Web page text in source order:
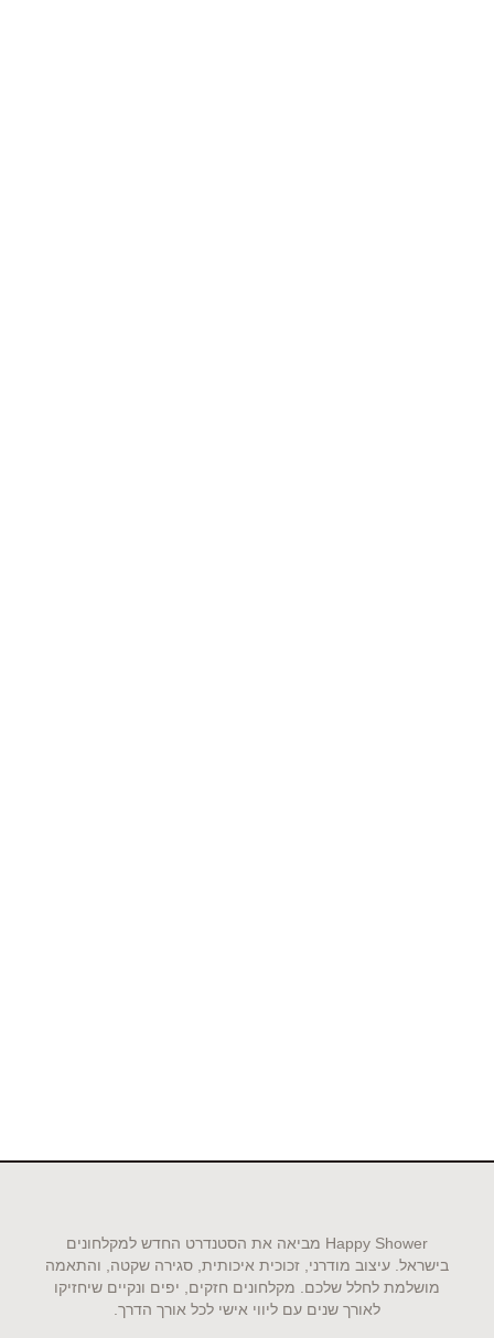
Happy Shower מביאה את הסטנדרט החדש למקלחונים
בישראל. עיצוב מודרני, זכוכית איכותית, סגירה שקטה, והתאמה
מושלמת לחלל שלכם. מקלחונים חזקים, יפים ונקיים שיחזיקו
לאורך שנים עם ליווי אישי לכל אורך הדרך.​